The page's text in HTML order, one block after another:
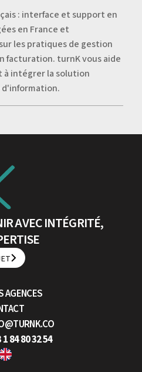
: interface et support en
en France et
les pratiques de gestion
facturation. turnK vous aide
à intégrer la solution
AVEC INTÉGRITÉ,
AGENCES
84 80 32 54